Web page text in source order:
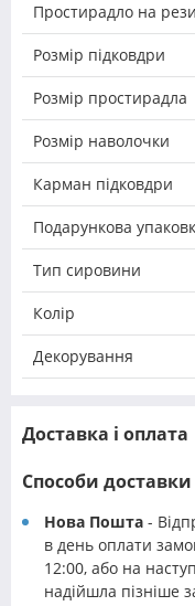
Простирадло на
Розмір підковдри
Розмір простирадла
Розмір наволочки
Карман підковдри
Подарункова
Тип сировини
Колір
Декорування
Доставка і оплата
Способи доставки
Нова Пошта -
в день оплати
12:00, або на
надійшла пізніше